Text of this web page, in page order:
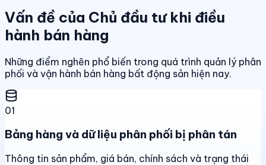
Vấn đề của Chủ đầu tư khi điều
hành bán hàng
Những điểm nghẽn phổ biến trong quá trình quản lý phân
phối và vận hành bán hàng bất động sản hiện nay.
01
Bảng hàng và dữ liệu phân phối bị phân tán
Thông tin sản phẩm, giá bán, chính sách và trạng thái